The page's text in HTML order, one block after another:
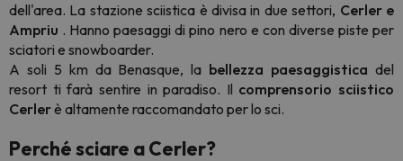
dell'area. La stazione sciistica è divisa in due settori, Cerler e
Ampriu . Hanno paesaggi di pino nero e con diverse piste per
sciatori e snowboarder.
A soli 5 km da Benasque, la bellezza paesaggistica del
resort ti farà sentire in paradiso. Il comprensorio sciistico
Cerlerè altamente raccomandato per lo sci.
Perché sciare a Cerler?